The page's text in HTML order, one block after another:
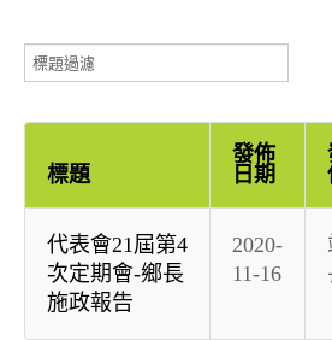
標
題
標題
發佈
日期
代表會21屆第4
次定期會-鄉長
施政報告
2020-
11-16